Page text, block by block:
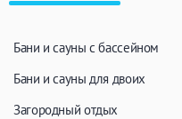
Бани и сауны с бассейном
Бани и сауны для двоих
Загородный отдых